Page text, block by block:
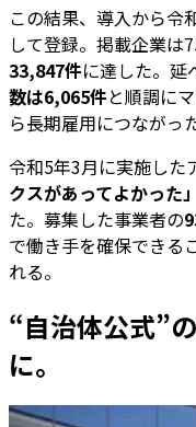
この結果、導入から令
して登録。掲載企業は
33,847件に達した。延
数は6,065件と順調に
ら長期雇用につながっ
令和5年3月に実施した
クスがあってよかった
た。募集した事業者の
で働き手を確保できる
れる。
“自治体公式”
に。